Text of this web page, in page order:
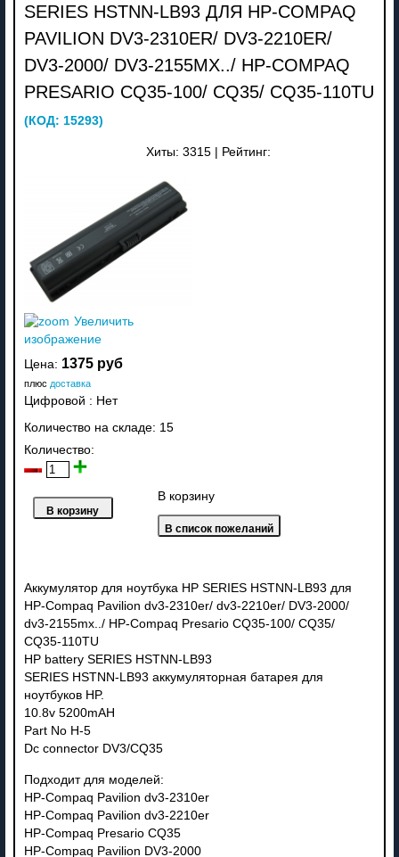
SERIES HSTNN-LB93 ДЛЯ HP-COMPAQ
PAVILION DV3-2310ER/ DV3-2210ER/
DV3-2000/ DV3-2155MX../ HP-COMPAQ
PRESARIO CQ35-100/ CQ35/ CQ35-110TU
(КОД: 15293)
Хиты: 3315 Рейтинг:
Увеличить
изображение
Цена: 1375 руб
плюс доставка
Цифровой : Нет
Количество на складе: 15
Количество:
В корзину
Аккумулятор для ноутбука HP SERIES HSTNN-LB93 для
HP-Compaq Pavilion dv3-2310er/ dv3-2210er/ DV3-2000/
dv3-2155mx../ HP-Compaq Presario CQ35-100/ CQ35/
CQ35-110TU
HP battery SERIES HSTNN-LB93
SERIES HSTNN-LB93 аккумуляторная батарея для
ноутбуков HP.
10.8v 5200mAH
Part No H-5
Dc connector DV3/CQ35
Подходит для моделей:
HP-Compaq Pavilion dv3-2310er
HP-Compaq Pavilion dv3-2210er
HP-Compaq Presario CQ35
HP-Compaq Pavilion DV3-2000